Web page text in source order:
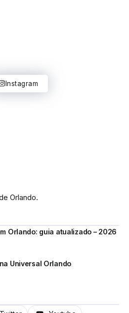
Instagram
Orlando.
Orlando: guia atualizado – 2026
Universal Orlando